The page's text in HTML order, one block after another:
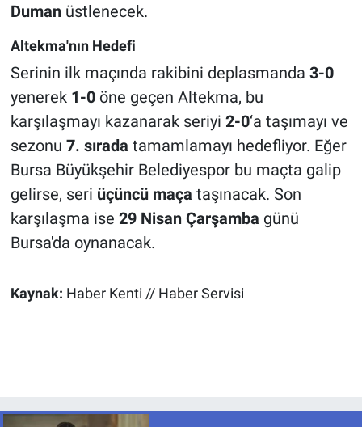
Dumanüstlenecek.
Altekma'nın Hedefi
Serinin ilk maçında rakibini deplasmanda 3-0
yenerek 1-0öne geçen Altekma, bu
karşılaşmayı kazanarak seriyi 2-0‘a taşımayı ve
sezonu 7. sırada tamamlamayı hedefliyor. Eğer
Bursa Büyükşehir Belediyespor bu maçta galip
gelirse, seri üçüncü maça taşınacak. Son
karşılaşma ise 29 Nisan Çarşamba günü
Bursa'da oynanacak.
Kaynak: Haber Kenti // Haber Servisi